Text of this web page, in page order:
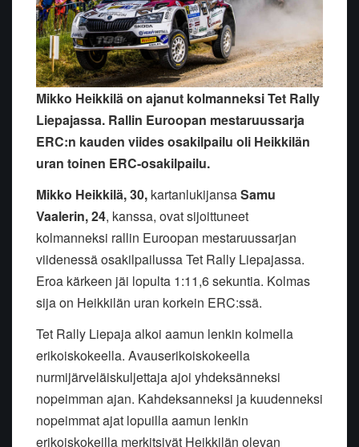
Mikko Heikkilä on ajanut kolmanneksi Tet Rally
Liepajassa. Rallin Euroopan mestaruussarja
ERC:n kauden viides osakilpailu oli Heikkilän
uran toinen ERC-osakilpailu.
Mikko Heikkilä, 30, kartanlukijansaSamu
Vaalerin, 24, kanssa, ovat sijoittuneet
kolmanneksi rallin Euroopan mestaruussarjan
viidenessä osakilpailussa Tet Rally Liepajassa.
Eroa kärkeen jäi lopulta 1:11,6 sekuntia. Kolmas
sija on Heikkilän uran korkein ERC:ssä.
Tet Rally Liepaja alkoi aamun lenkin kolmella
erikoiskokeella. Avauserikoiskokeella
nurmijärveläiskuljettaja ajoi yhdeksänneksi
nopeimman ajan. Kahdeksanneksi ja kuudenneksi
nopeimmat ajat lopuilla aamun lenkin
erikoiskokeilla merkitsivät Heikkilän olevan